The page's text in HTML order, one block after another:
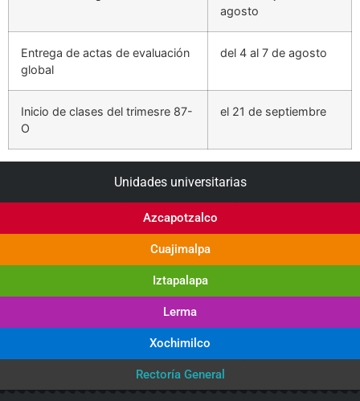
agosto
Entrega de actas de evaluación
global
del 4 al 7 de agosto
Inicio de clases del trimesre 87-
O
el 21 de septiembre
Unidades universitarias
Azcapotzalco
Cuajimalpa
Iztapalapa
Lerma
Xochimilco
Rectoría General